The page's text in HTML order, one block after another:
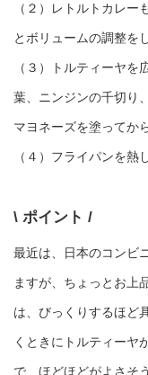
（２）レトルトカレ
とボリュームの調整を
（３）トルティーヤ
葉、ニンジンの千切り
マヨネーズを塗ってか
（４）フライパンを熱
\ ポイント /
最近は、日本のコンビ
ますが、ちょっとお上
は、びっくりするほど
くときにトルティーヤ
で、ほどほどがよさそ